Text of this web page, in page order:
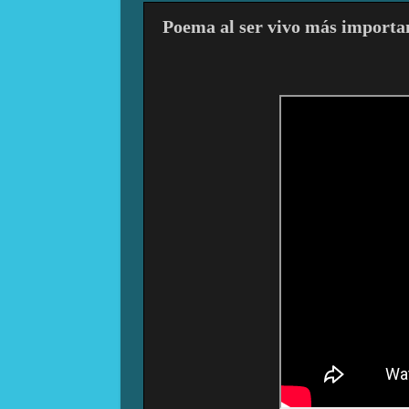
Poema al ser vivo más